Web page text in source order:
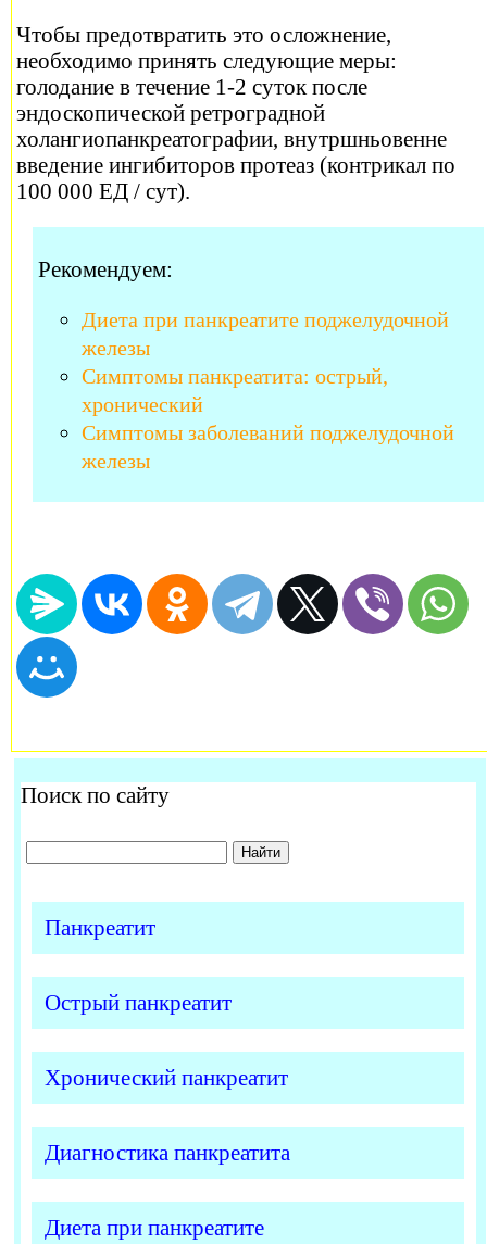
Чтобы предотвратить это осложнение,
необходимо принять следующие меры:
голодание в течение 1-2 суток после
эндоскопической ретроградной
холангиопанкреатографии, внутршньовенне
введение ингибиторов протеаз (контрикал по
100 000 ЕД / сут).
Рекомендуем:
Диета при панкреатите поджелудочной
железы
Симптомы панкреатита: острый,
хронический
Симптомы заболеваний поджелудочной
железы
Поиск по сайту
Панкреатит
Острый панкреатит
Хронический панкреатит
Диагностика панкреатита
Диета при панкреатите